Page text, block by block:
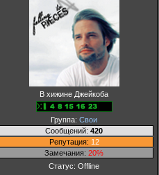
В хижине Джейкоба
Группа: Свои
Сообщений: 420
Репутация: 12
Замечания: 20%
Статус: Offline